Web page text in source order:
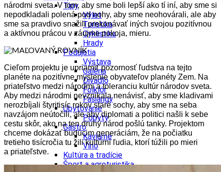
Tipy
Výlet
Turistika
Cyklistika
Hrady
Podujatia
Výstava
Galéria
Divadlo
Folklór
Fašiangy
Ubytovanie
Pobyty
Gastro
Kaviarne
Víno
Kultúra a tradície
Šport a agroturistika
národmi sveta. V tom, aby sme boli lepší ako tí iní, aby sme si
nepodkladali polená pod nohy, aby sme neohovárali, ale aby
sme sa pravdivo snažili prekonávať iných svojou pozitívnou
a aktívnou prácou v záujme pokoja, mieru.
Cieľom projektu je upriamiť pozornosť ľudstva na tejto
planéte na pozitívne myslenie obyvateľov planéty Zem. Na
priateľstvo medzi národmi a toleranciu kultúr národov sveta.
Aby medzi národmi nevznikala nenávisť, aby sme kladivami
nerozbíjali štyritisíc rokov staré sochy, aby sme na seba
navzájom neútočili, ale aby diplomati a politici našli k sebe
cestu skôr, ako na ten druhý národ pošlú tanky. Projektom
chceme dokázať budúcim generáciám, že na počiatku
tretieho tisícročia tu žili kultúrni ľudia, ktorí túžili po mieri
a priateľstve.